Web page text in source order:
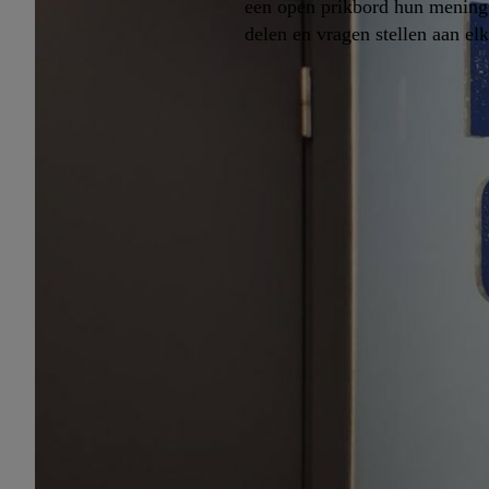
een open prikbord hun mening
delen en vragen stellen aan